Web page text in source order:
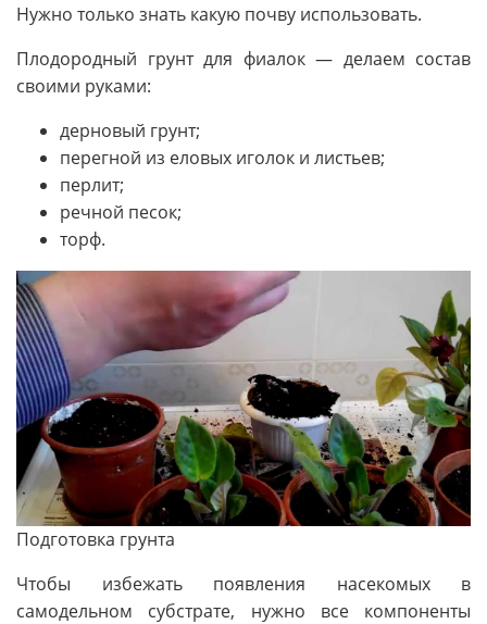
Нужно только знать какую почву использовать.
Плодородный грунт для фиалок — делаем состав
своими руками:
дерновый грунт;
перегной из еловых иголок и листьев;
перлит;
речной песок;
торф.
Подготовка грунта
Чтобы избежать появления насекомых в
самодельном субстрате, нужно все компоненты